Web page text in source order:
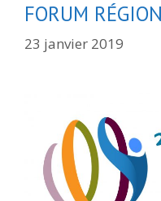
FORUM
23 janvier 2019